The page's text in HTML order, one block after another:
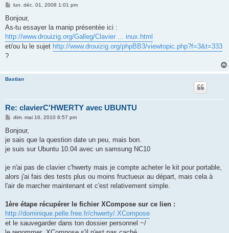
M
s
a
g
e
lun. déc. 01, 2008 1:01 pm
Bonjour,
As-tu essayer la manip présentée ici :
http://www.drouizig.org/Galleg/Clavier ... inux.html
et/ou lu le sujet http://www.drouizig.org/phpBB3/viewtopic.php?f=3&t=333
?
Bastian
Re: clavierC'HWERTY avec UBUNTU
M
s
a
g
dim. mai 16, 2010 6:57 pm
Bonjour,
je sais que la question date un peu, mais bon.
je suis sur Ubuntu 10.04 avec un samsung NC10
je n'ai pas de clavier c'hwerty mais je compte acheter le kit pour portable,
alors j'ai fais des tests plus ou moins fructueux au départ, mais cela à
l'air de marcher maintenant et c'est relativement simple.
1ère étape récupérer le fichier XCompose sur ce lien :
http://dominique.pelle.free.fr/chwerty/.XCompose
et le sauvegarder dans ton dossier personnel ~/